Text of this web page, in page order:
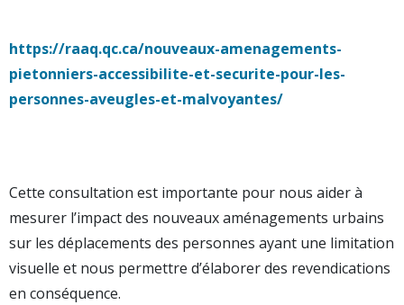
https://raaq.qc.ca/nouveaux-amenagements-
pietonniers-accessibilite-et-securite-pour-les-
personnes-aveugles-et-malvoyantes/
Cette consultation est importante pour nous aider à
mesurer l’impact des nouveaux aménagements urbains
sur les déplacements des personnes ayant une limitation
visuelle et nous permettre d’élaborer des revendications
en conséquence.